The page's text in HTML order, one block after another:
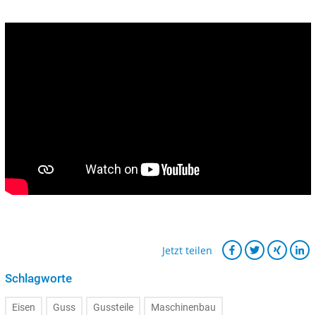
Jetzt teilen
Schlagworte
Eisen Guss Gussteile Maschinenbau